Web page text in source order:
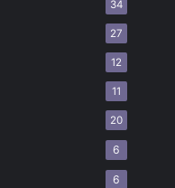
34
27
12
11
20
6
6